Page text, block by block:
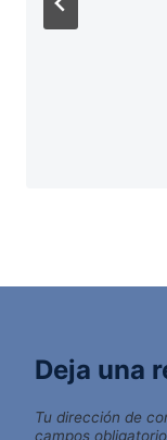
Deja una
Tu dirección de
campos